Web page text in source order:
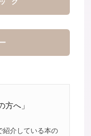
方へ」
紹介している本の